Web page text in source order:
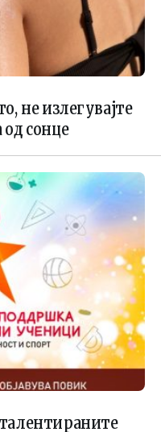
не излегувајте
сонце